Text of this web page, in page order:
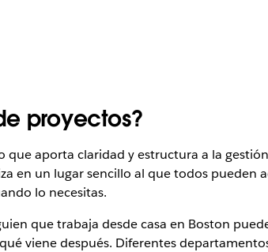
proyectos?
aporta claridad y estructura a la
en un lugar sencillo al que todos pueden
lo necesitas.
que trabaja desde casa en Boston
viene después. Diferentes